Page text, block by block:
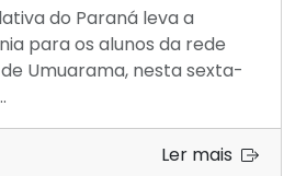
do Paraná leva a
para os alunos da rede
Umuarama, nesta sexta-
Ler mais